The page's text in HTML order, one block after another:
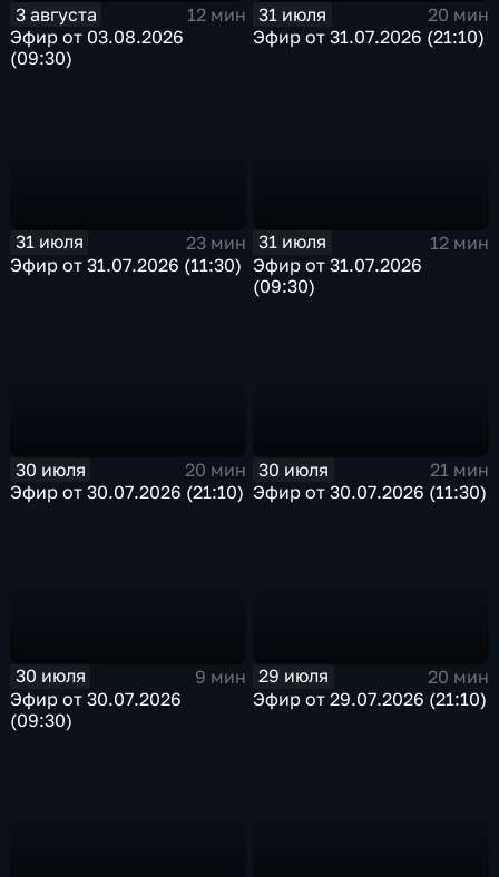
3 августа
12 мин
Эфир от 03.08.2026
(09:30)
31 июля
20 мин
Эфир от 31.07.2026 (21:10)
31 июля
23 мин
Эфир от 31.07.2026 (11:30)
31 июля
12 мин
Эфир от 31.07.2026
(09:30)
30 июля
20 мин
Эфир от 30.07.2026 (21:10)
30 июля
21 мин
Эфир от 30.07.2026 (11:30)
30 июля
9 мин
Эфир от 30.07.2026
(09:30)
29 июля
20 мин
Эфир от 29.07.2026 (21:10)